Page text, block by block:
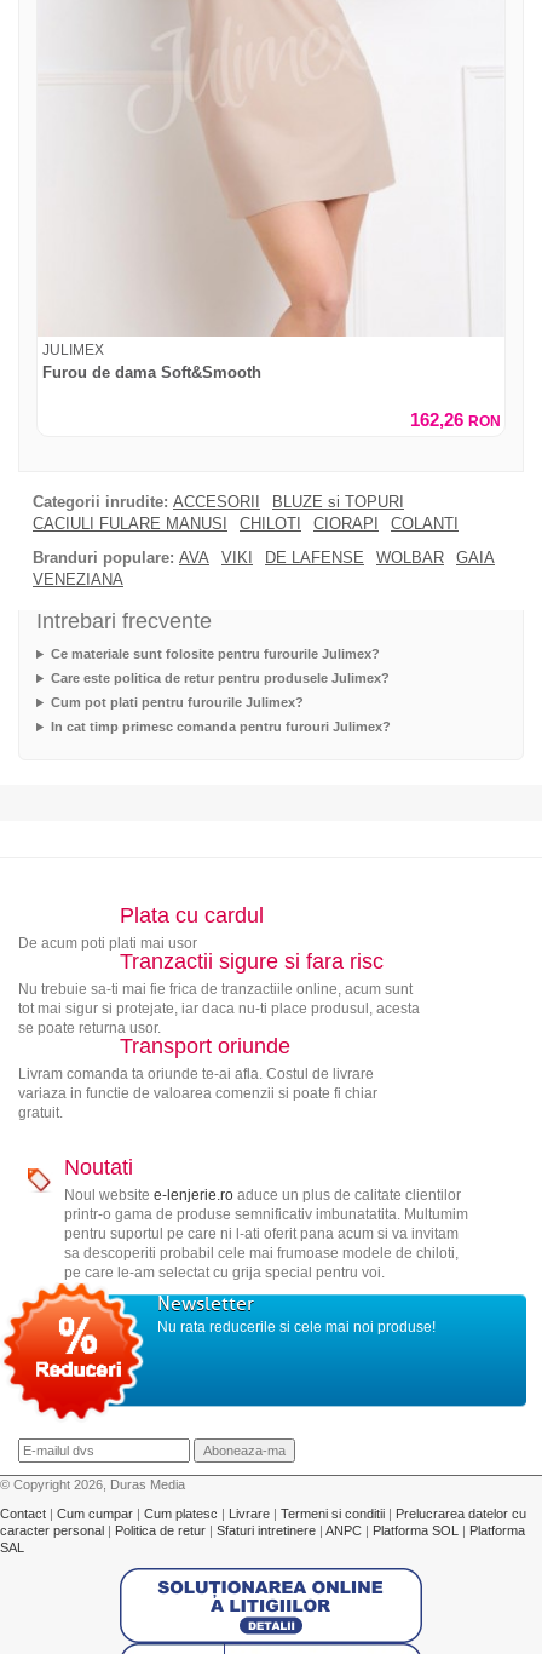
JULIMEX
Furou de dama Soft&Smooth
162,26 RON
Categorii inrudite: ACCESORII
BLUZE si TOPURI
CACIULI FULARE MANUSI
CHILOTI CIORAPI
COLANTI
Branduri populare: AVA VIKI DE LAFENSE WOLBAR
GAIA
VENEZIANA
Intrebari frecvente
Ce materiale sunt folosite pentru furourile Julimex?
Care este politica de retur pentru produsele Julimex?
Cum pot plati pentru furourile Julimex?
In cat timp primesc comanda pentru furouri Julimex?
Plata cu cardul
De acum poti plati mai usor
Tranzactii sigure si fara risc
Nu trebuie sa-ti mai fie frica de tranzactiile online, acum sunt
tot mai sigur si protejate, iar daca nu-ti place produsul, acesta
se poate returna usor.
Transport oriunde
Livram comanda ta oriunde te-ai afla. Costul de livrare
variaza in functie de valoarea comenzii si poate fi chiar
gratuit.
Noutati
Noul website e-lenjerie.roaduce un plus de calitate clientilor
printr-o gama de produse semnificativ imbunatatita. Multumim
pentru suportul pe care ni l-ati oferit pana acum si va invitam
sa descoperiti probabil cele mai frumoase modele de chiloti,
pe care le-am selectat cu grija special pentru voi.
Newsletter
Nu rata reducerile si cele mai noi produse!
© Copyright 2026, Duras Media
Contact | Cum cumpar | Cum platesc | Livrare | Termeni si conditii | Prelucrarea datelor cu
caracter personal | Politica de retur | Sfaturi intretinere | ANPC | Platforma SOL | Platforma
SAL